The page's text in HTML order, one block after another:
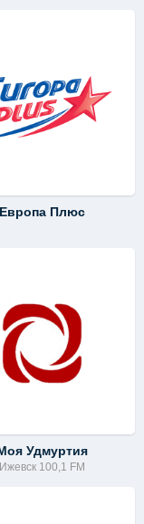
Европа Плюс
Удмуртия
Ижевск 100,1 FM